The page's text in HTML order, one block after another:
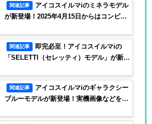
関連記事
アイコスイルマiのミネラモデル
が新登場！2025年4月15日からはコンビニ
関連記事
即完必至！アイコスイルマiの
「SELETTI（セレッティ）モデル」が新登
関連記事
アイコスイルマiのギャラクシー
ブルーモデルが新登場！実機画像などを紹